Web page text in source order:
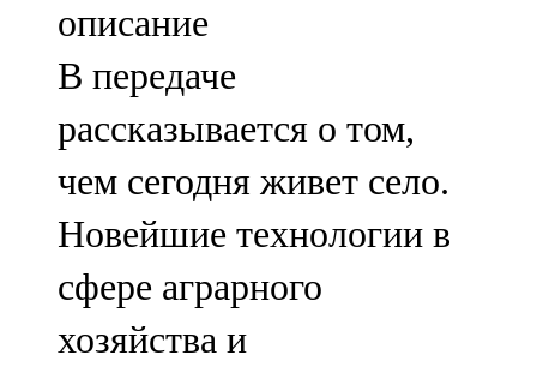
71,42 FM
Сарман
107,8 FM
Теләче
106,1 FM
Түбән Кама
102,6 FM
описание
В передаче
рассказывается о том,
чем сегодня живет село.
Новейшие технологии в
сфере аграрного
хозяйства и